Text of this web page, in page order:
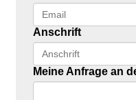
Anschrift
Meine Anfrage an